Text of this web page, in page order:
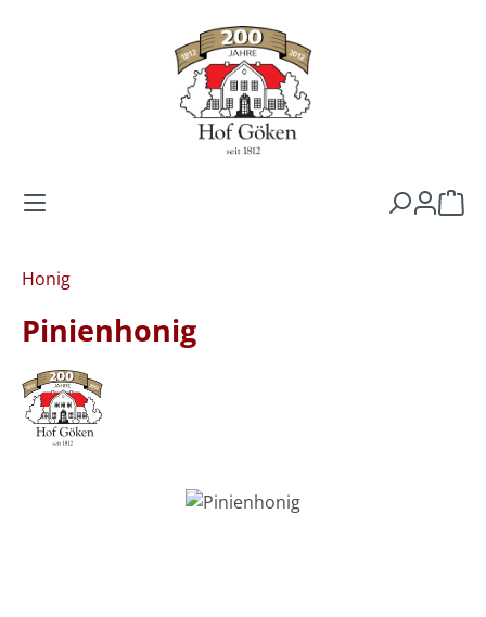
Zum Hauptinhalt springen
Honig
Pinienhonig
Bildergalerie überspringen